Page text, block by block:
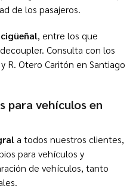
de los pasajeros.
, entre los que
Consulta con los
R. Otero Caritón en Santiago
para vehículos en
a todos nuestros clientes,
para vehículos y
de vehículos, tanto